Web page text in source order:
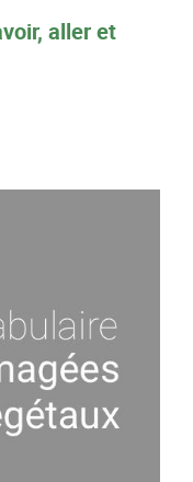
aller et